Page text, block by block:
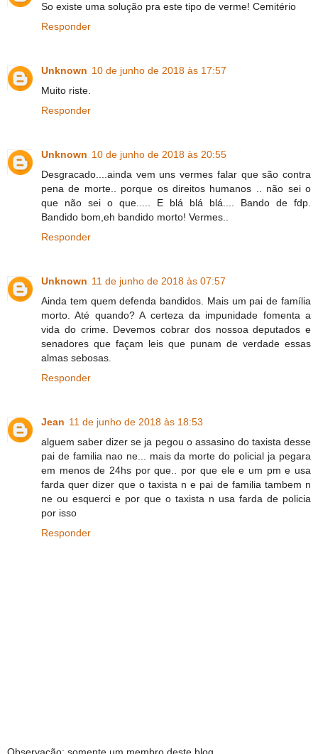
So existe uma solução pra este tipo de verme! Cemitério
Responder
Unknown 10 de junho de 2018 às 17:57
Muito riste.
Responder
Unknown 10 de junho de 2018 às 20:55
Desgracado....ainda vem uns vermes falar que são contra
pena de morte.. porque os direitos humanos .. não sei o
que não sei o que..... E blá blá blá.... Bando de fdp.
Bandido bom,eh bandido morto! Vermes..
Responder
Unknown 11 de junho de 2018 às 07:57
Ainda tem quem defenda bandidos. Mais um pai de família
morto. Até quando? A certeza da impunidade fomenta a
vida do crime. Devemos cobrar dos nossoa deputados e
senadores que façam leis que punam de verdade essas
almas sebosas.
Responder
Jean 11 de junho de 2018 às 18:53
alguem saber dizer se ja pegou o assasino do taxista desse
pai de familia nao ne... mais da morte do policial ja pegara
em menos de 24hs por que.. por que ele e um pm e usa
farda quer dizer que o taxista n e pai de familia tambem n
ne ou esquerci e por que o taxista n usa farda de policia
por isso
Responder
Observação: somente um membro deste blog